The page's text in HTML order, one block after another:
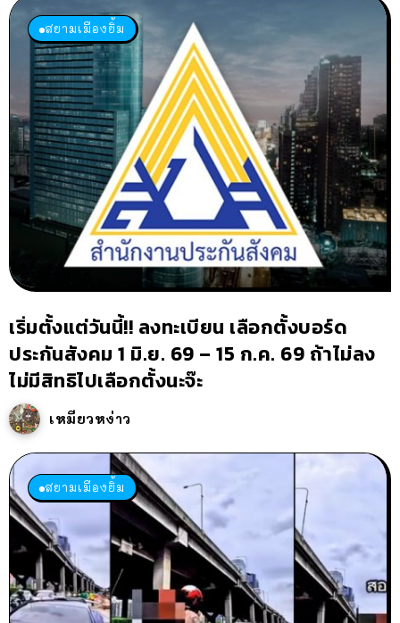
สยามเมืองยิ้ม
เริ่มตั้งแต่วันนี้!! ลงทะเบียน เลือกตั้งบอร์ด
ประกันสังคม 1 มิ.ย. 69 – 15 ก.ค. 69 ถ้าไม่ลง
ไม่มีสิทธิไปเลือกตั้งนะจ๊ะ
เหมียวหง่าว
สยามเมืองยิ้ม